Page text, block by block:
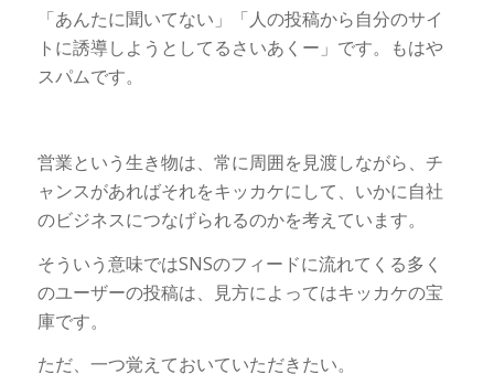
「あんたに聞いてない」「人の投稿から自分のサイ
トに誘導しようとしてるさいあくー」です。もはや
スパムです。
営業という生き物は、常に周囲を見渡しながら、チ
ャンスがあればそれをキッカケにして、いかに自社
のビジネスにつなげられるのかを考えています。
そういう意味ではSNSのフィードに流れてくる多く
のユーザーの投稿は、見方によってはキッカケの宝
庫です。
ただ、一つ覚えておいていただきたい。